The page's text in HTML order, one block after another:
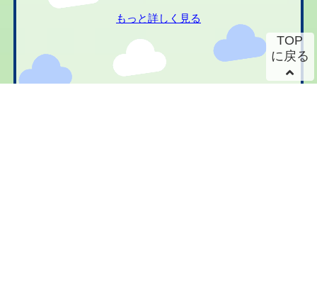
もっと詳しく見る
TOP
に戻る